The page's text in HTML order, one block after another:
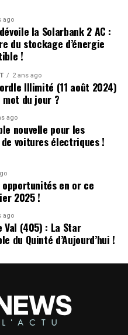
chances lors des
outils disponibles !
ago
la Solarbank 2 AC :
du stockage d’énergie
!
2 ans ago
Illimité (11 août 2024)
du jour ?
ago
nouvelle pour les
voitures électriques !
opportunités en or ce
2025 !
ago
Val (405) : La Star
du Quinté d’Aujourd’hui !